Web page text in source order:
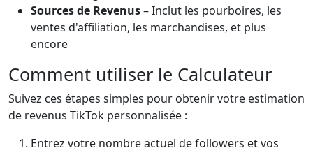
Sources de Revenus– Inclut les pourboires, les
ventes d'affiliation, les marchandises, et plus
encore
Comment utiliser le Calculateur
Suivez ces étapes simples pour obtenir votre estimation
de revenus TikTok personnalisée :
Entrez votre nombre actuel de followers et vos